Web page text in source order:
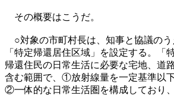
その概要はこうだ。
○対象の市町村長は、知事と協議のう
「特定帰還居住区域」を設定する。「
帰還住民の日常生活に必要な宅地、道
含む範囲で、①放射線量を一定基準以
②一体的な日常生活圏を構成しており